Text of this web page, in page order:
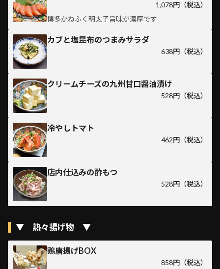
1,078円（税込）
博多かねふく明太子旨味が濃厚です
カブと塩昆布のつまみサラダ
638円（税込）
クリームチーズの九州甘口醤油漬け
528円（税込）
冷やしトマト
462円（税込）
店内仕込みの酢もつ
528円（税込）
▼ 熱々揚げ物 ▼
鶏唐揚げBOX
858円（税込）